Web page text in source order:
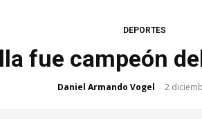
DEPORTES
fue campeón
Daniel Armando Vogel - 2